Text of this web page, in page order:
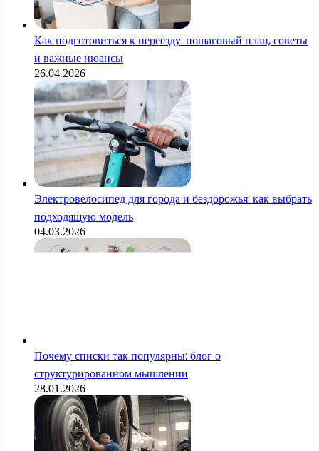
Как подготовиться к переезду: пошаговый план, советы
и важные нюансы
26.04.2026
Электровелосипед для города и бездорожья: как выбрать
подходящую модель
04.03.2026
Почему списки так популярны: блог о
структурированном мышлении
28.01.2026